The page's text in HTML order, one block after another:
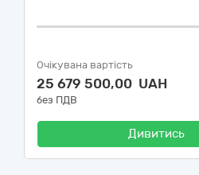
Очікувана вартість
25 679 500,00 UAH
без ПДВ
Дивитись